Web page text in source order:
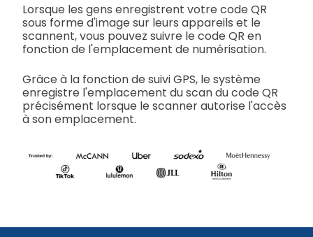
Lorsque les gens enregistrent votre code QR
sous forme d'image sur leurs appareils et le
scannent, vous pouvez suivre le code QR en
fonction de l'emplacement de numérisation.
Grâce à la fonction de suivi GPS, le système
enregistre l'emplacement du scan du code QR
précisément lorsque le scanner autorise l'accès
à son emplacement.